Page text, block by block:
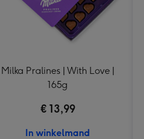
Milka Pralines | With Love |
165g
€ 13,99
In winkelmand